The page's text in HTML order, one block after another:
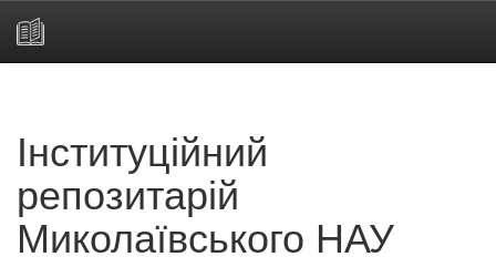
Інституційний
репозитарій
Миколаївського НАУ